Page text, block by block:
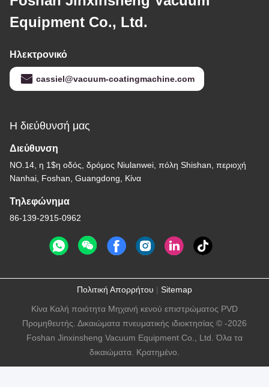
Equipment Co., Ltd.
Ηλεκτρονικό
cassiel@vacuum-coatingmachine.com
Η διεύθυνσή μας
Διεύθυνση
NO.14, η 1$η οδός, δρόμος Niulanwei, πόλη Shishan, περιοχή
Nanhai, Foshan, Guangdong, Κίνα
Τηλεφώνημα
86-139-2915-0962
Πολιτική Απορρήτου | Sitemap
Κίνα Καλή ποιότητα Μηχανή κενού επιστρώματος PVD
Προμηθευτής. Δικαιώματα πνευματικής ιδιοκτησίας © -2026
Foshan Jinxinsheng Vacuum Equipment Co., Ltd. Όλα τα
δικαιώματα. Κρατημένο.